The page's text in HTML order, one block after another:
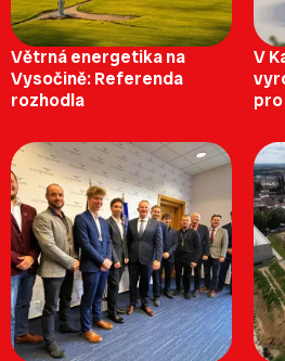
Větrná energetika na
Vysočině: Referenda
rozhodla
V